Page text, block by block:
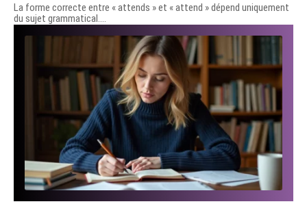
La forme correcte entre « attends » et « attend » dépend uniquement
du sujet grammatical.…